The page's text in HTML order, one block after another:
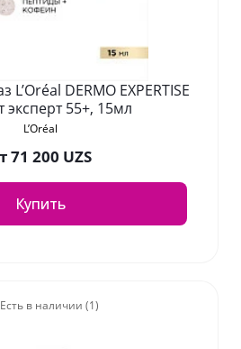
L’Oréal DERMO EXPERTISE
эксперт 55+, 15мл
L’Oréal
71 200 UZS
Купить
Есть в наличии (1)